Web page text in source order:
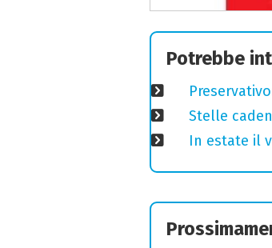
Potrebbe
Stelle
In estate il